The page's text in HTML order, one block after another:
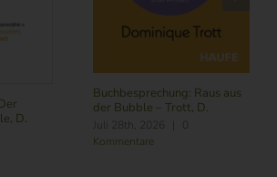
D.
Buchbesprechung: Raus aus
der Bubble – Trott, D.
Juli 28th, 2026
0
Kommentare